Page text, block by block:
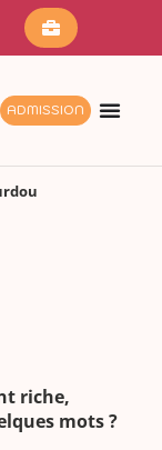
ADMISSION
riche,
mots ?